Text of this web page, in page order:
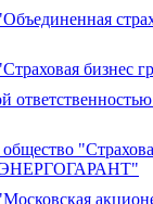
бизнес
"ЭНЕРГОГАРАНТ"